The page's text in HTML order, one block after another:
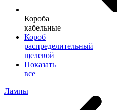
Короба
кабельные
Короб
распределительный
щелевой
Показать
все
Лампы